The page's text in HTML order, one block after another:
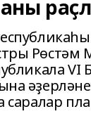
Рөстәм
VI
саралар